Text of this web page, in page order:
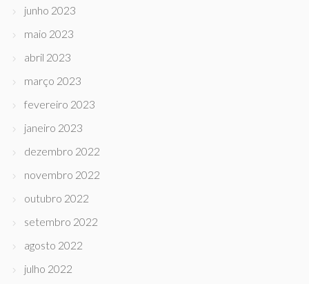
junho 2023
maio 2023
abril 2023
março 2023
fevereiro 2023
janeiro 2023
dezembro 2022
novembro 2022
outubro 2022
setembro 2022
agosto 2022
julho 2022